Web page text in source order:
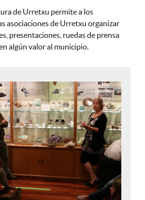
de Urretxu permite a los
asociaciones de Urretxu organizar
presentaciones, ruedas de prensa
algún valor al municipio.